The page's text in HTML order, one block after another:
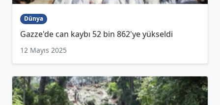
Dünya
Gazze'de can kaybı 52 bin 862'ye yükseldi
12 Mayıs 2025